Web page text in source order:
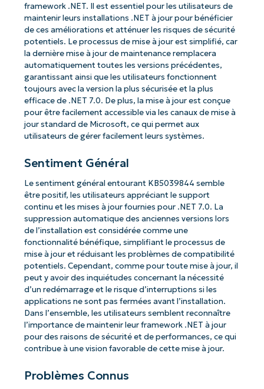
framework .NET. Il est essentiel pour les utilisateurs de
maintenir leurs installations .NET à jour pour bénéficier
de ces améliorations et atténuer les risques de sécurité
potentiels. Le processus de mise à jour est simplifié, car
la dernière mise à jour de maintenance remplacera
automatiquement toutes les versions précédentes,
garantissant ainsi que les utilisateurs fonctionnent
toujours avec la version la plus sécurisée et la plus
efficace de .NET 7.0. De plus, la mise à jour est conçue
pour être facilement accessible via les canaux de mise à
jour standard de Microsoft, ce qui permet aux
utilisateurs de gérer facilement leurs systèmes.
Sentiment Général
Le sentiment général entourant KB5039844 semble
être positif, les utilisateurs appréciant le support
continu et les mises à jour fournies pour .NET 7.0. La
suppression automatique des anciennes versions lors
de l’installation est considérée comme une
fonctionnalité bénéfique, simplifiant le processus de
mise à jour et réduisant les problèmes de compatibilité
potentiels. Cependant, comme pour toute mise à jour, il
peut y avoir des inquiétudes concernant la nécessité
d’un redémarrage et le risque d’interruptions si les
applications ne sont pas fermées avant l’installation.
Dans l’ensemble, les utilisateurs semblent reconnaître
l’importance de maintenir leur framework .NET à jour
pour des raisons de sécurité et de performances, ce qui
contribue à une vision favorable de cette mise à jour.
Problèmes Connus